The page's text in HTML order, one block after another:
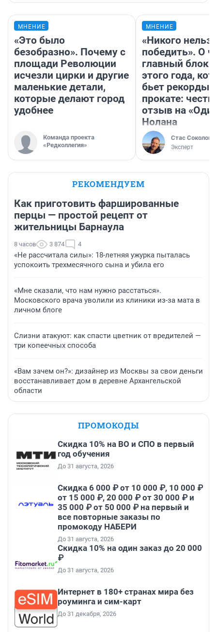
МНЕНИЕ
«Это было
безобразно». Почему с
площади Революции
исчезли цирки и другие
маленькие детали,
которые делают город
удобнее
Команда проекта
«Редколлегия»
МНЕНИЕ
«Никого нельзя
победить». О
главный
этого года,
бьет рекорды в
прокате:
отзыв на
Нолана
Стас Соколов
Эксперт
РЕКОМЕНДУЕМ
Как приготовить фаршированные
перцы — простой рецепт от
жительницы Барнаула
8 часов 3 874 4
«Не рассчитала силы»: 18-летняя ужурка пыталась
успокоить трехмесячного сына и убила его
«Мне сказали, что нам нужно расстаться».
Московского врача уволили из клиники из-за мата в
личном блоге
Слизни атакуют: как спасти цветник от вредителей —
три копеечных способа
«Вам зачем он?»: дизайнер из Москвы за свои деньги
восстанавливает дом в деревне Архангельской
области
ПРОМОКОДЫ
Скидка 10% на ВО и СПО в первый
год обучения
До 31 августа, 2026
Скидка 6 000 ₽ от 10 000 ₽, 10 000 ₽
от 15 000 ₽, 20 000 ₽ от 30 000 ₽ и
35 000 ₽ от 50 000 ₽ на первый и
все повторные заказы по
промокоду НАБЕРИ
До 31 августа, 2026
Скидка 10% на один заказ до 20 000
₽
До 31 августа, 2026
Интернет в 180+ странах мира без
роуминга и сим-карт
До 31 декабря, 2026